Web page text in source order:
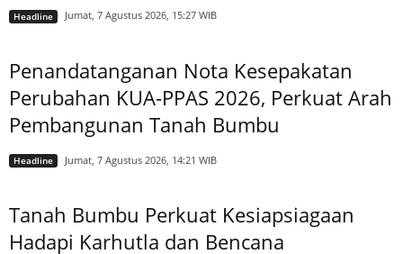
Headline Jumat, 7 Agustus 2026, 15:27 WIB
Penandatanganan Nota Kesepakatan
Perubahan KUA-PPAS 2026, Perkuat Arah
Pembangunan Tanah Bumbu
Headline Jumat, 7 Agustus 2026, 14:21 WIB
Tanah Bumbu Perkuat Kesiapsiagaan
Hadapi Karhutla dan Bencana